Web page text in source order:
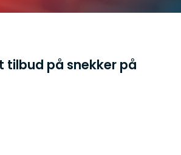
tilbud på snekker på